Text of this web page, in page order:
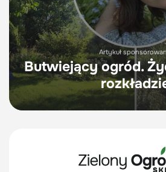
Artykuł
Butwiejący ogród.